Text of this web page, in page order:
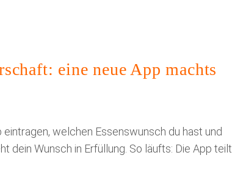
eine neue App machts
welchen Essenswunsch du hast und
dein Wunsch in Erfüllung. So läufts: Die App teilt